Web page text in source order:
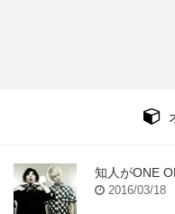
知人がONE
2016/03/18